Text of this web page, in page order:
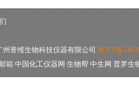
州誉维生物科技仪器有限公司 粤ICP备
箱 中国化工仪器网 生物帮 中生网 普罗生